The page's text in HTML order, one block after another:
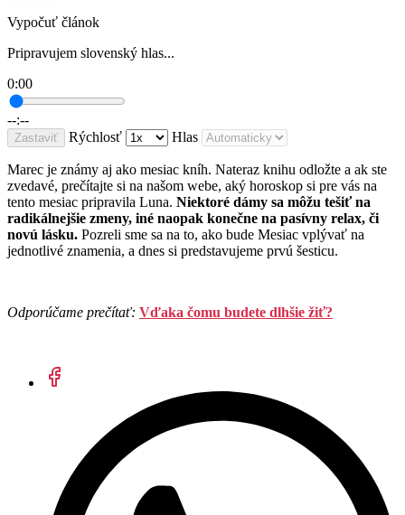
Vypočuť článok
Pripravujem slovenský hlas...
0:00
--:--
Zastaviť Rýchlosť Hlas
Marec je známy aj ako mesiac kníh. Nateraz knihu odložte a ak ste
zvedavé, prečítajte si na našom webe, aký horoskop si pre vás na
tento mesiac pripravila Luna. Niektoré dámy sa môžu tešiť na
radikálnejšie zmeny, iné naopak konečne na pasívny relax, či
novú lásku. Pozreli sme sa na to, ako bude Mesiac vplývať na
jednotlivé znamenia, a dnes si predstavujeme prvú šesticu.
Odporúčame prečítať: Vďaka čomu budete dlhšie žiť?